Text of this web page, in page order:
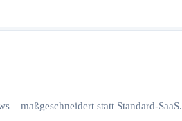
– maßgeschneidert statt Standard-SaaS.